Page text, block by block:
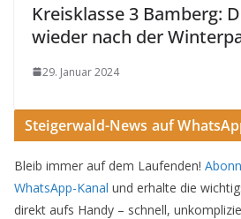
Kreisklasse 3 Bamberg:
wieder nach der
29. Januar 2024
Steigerwald-News auf
Bleib immer auf dem Laufenden!
WhatsApp-Kanal und erhalte die
direkt aufs Handy – schnell,